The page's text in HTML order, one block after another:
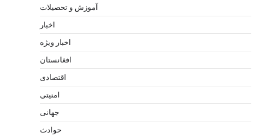
آموزش و تحصیلات
اخبار
اخبار ویژه
افغانستان
اقتصادی
امنیتی
جهانی
حوادث